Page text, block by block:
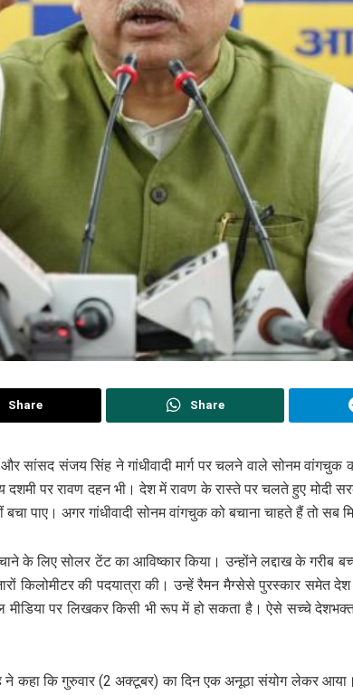
Share Share
और सांसद संजय सिंह ने गांधीवादी मार्ग पर चलने वाले सोनम
पर रावण दहन भी। देश में रावण के रास्ते पर चलते हुए मोदी
पाए। अगर गांधीवादी सोनम वांगचुक को बचाना चाहते हैं तो सब
सोलर टेंट का आविष्कार किया। उन्होंने लद्दाख के गरीब
किलोमीटर की पदयात्रा की। उन्हें रैमन मैग्सेसे पुरस्कार समेत
पर लिखकर किसी भी रूप में हो सकता है। ऐसे सच्चे
कहा कि गुरुवार (2 अक्टूबर) का दिन एक अनूठा संयोग लेकर